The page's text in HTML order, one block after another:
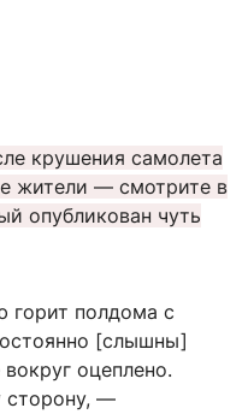
крушения самолета
жители — смотрите в
опубликован чуть
полдома с
[слышны]
оцеплено.
сторону, —